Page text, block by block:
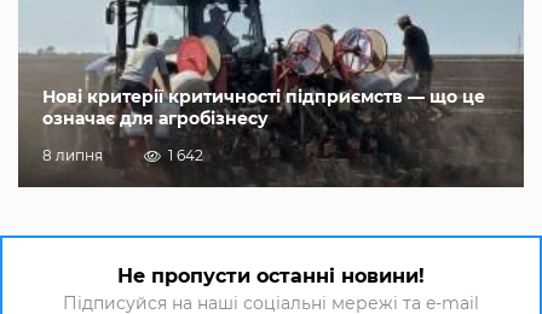
Нові критерії критичності підприємств — що це
означає для агробізнесу
8 липня 1 642
Не пропусти останні новини!
Підписуйся на наші соціальні мережі та e-mail